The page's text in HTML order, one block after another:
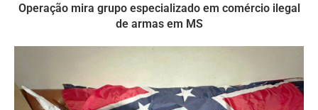
Operação mira grupo especializado em comércio ilegal
de armas em MS